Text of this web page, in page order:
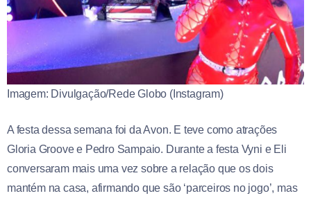
Imagem: Divulgação/Rede Globo (Instagram)
A festa dessa semana foi da Avon. E teve como atrações
Gloria Groove e Pedro Sampaio. Durante a festa Vyni e Eli
conversaram mais uma vez sobre a relação que os dois
mantém na casa, afirmando que são ‘parceiros no jogo’, mas